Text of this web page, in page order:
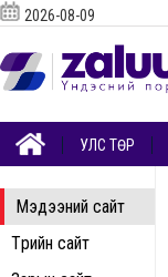
Мэдээний сайт
Төрийн сайт
2026-08-09
УЛС ТӨР